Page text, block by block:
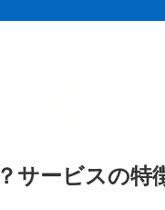
サービスの特